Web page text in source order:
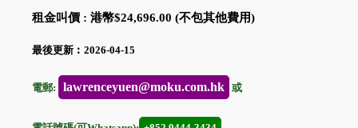
租金叫價 : 港幣$24,696.00 (不包其他費用)
最後更新︰2026-04-15
電郵: lawrenceyuen@moku.com.hk 或